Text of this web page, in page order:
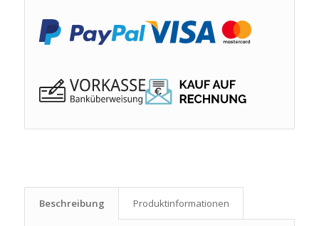
Beschreibung Produkt­informationen